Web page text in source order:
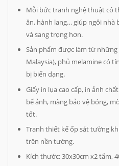
Mỗi bức tranh nghệ thuật có
ăn, hành lang… giúp ngôi nhà
và sang trọng hơn.
Sản phẩm được làm từ những
Malaysia), phủ melamine có
bị biến dạng.
Giấy in lụa cao cấp, in ảnh
bể ảnh, màng bảo vệ bóng,
tốt.
Tranh thiết kế ốp sát tường
trên nền tường.
Kích thước: 30x30cm x2 tấm,